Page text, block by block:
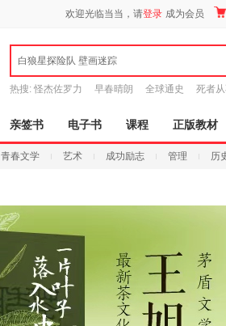
欢迎光临当当，请登录 成为会员
白狼星探险队 壁画迷踪
热搜: 怪杰佐罗力 早春晴朗 全球通史 死者
亲签书 电子书 课程 正版教材
青春文学 艺术 成功励志 管理 历